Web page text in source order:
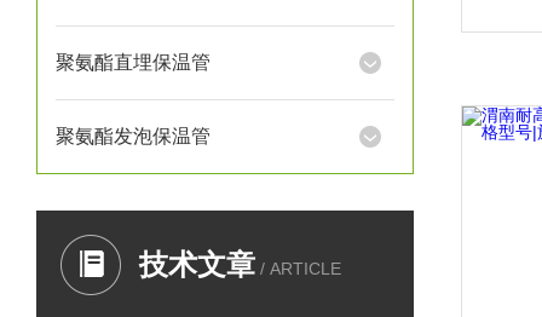
聚氨酯直埋保温管
聚氨酯发泡保温管
技术文章 / ARTICLE
酯、